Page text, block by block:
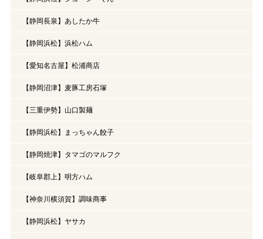
【静岡長泉】あしたか牛
【静岡浜松】浜松ハム
【愛知名古屋】松浦商店
【静岡沼津】麦豚工房石塚
【三重伊勢】山口製麺
【静岡浜松】まっちゃん餃子
【静岡焼津】タマゴのマルフク
【岐阜郡上】明方ハム
【神奈川横須賀】調味商事
【静岡浜松】ヤサカ